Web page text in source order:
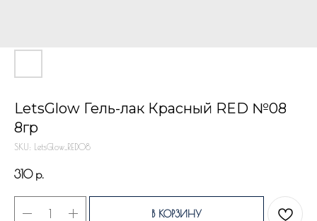
LetsGlow Гель-лак Красный RED №08
8гр
SKU: LetsGlow_RED08
310 р.
В КОРЗИНУ